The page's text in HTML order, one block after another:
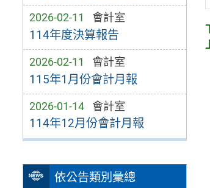
2026-02-11 會計室
114年度決算報告
2026-02-11 會計室
115年1月份會計月報
2026-01-14 會計室
114年12月份會計月報
依公告類別彙總